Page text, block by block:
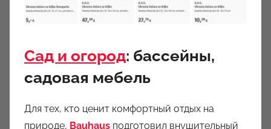
Сад и огород: бассейны,
садовая мебель
Для тех, кто ценит комфортный отдых на
природе, Bauhaus подготовил внушительный